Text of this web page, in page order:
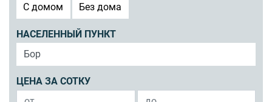
C домом
Без дома
НАСЕЛЕННЫЙ ПУНКТ
ЦЕНА ЗА СОТКУ